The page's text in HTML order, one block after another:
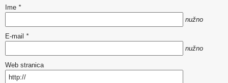
Ime *
nužno
E-mail *
nužno
Web stranica